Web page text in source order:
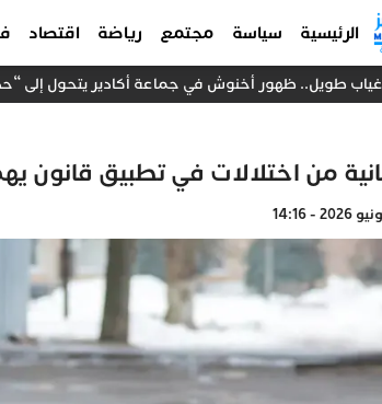
الرئيسية سياسة مجتمع رياضة اقتصاد
طويل.. ظهور أخنوش في جماعة أكادير يتحول إلى
من اختلالات في تطبيق قانون